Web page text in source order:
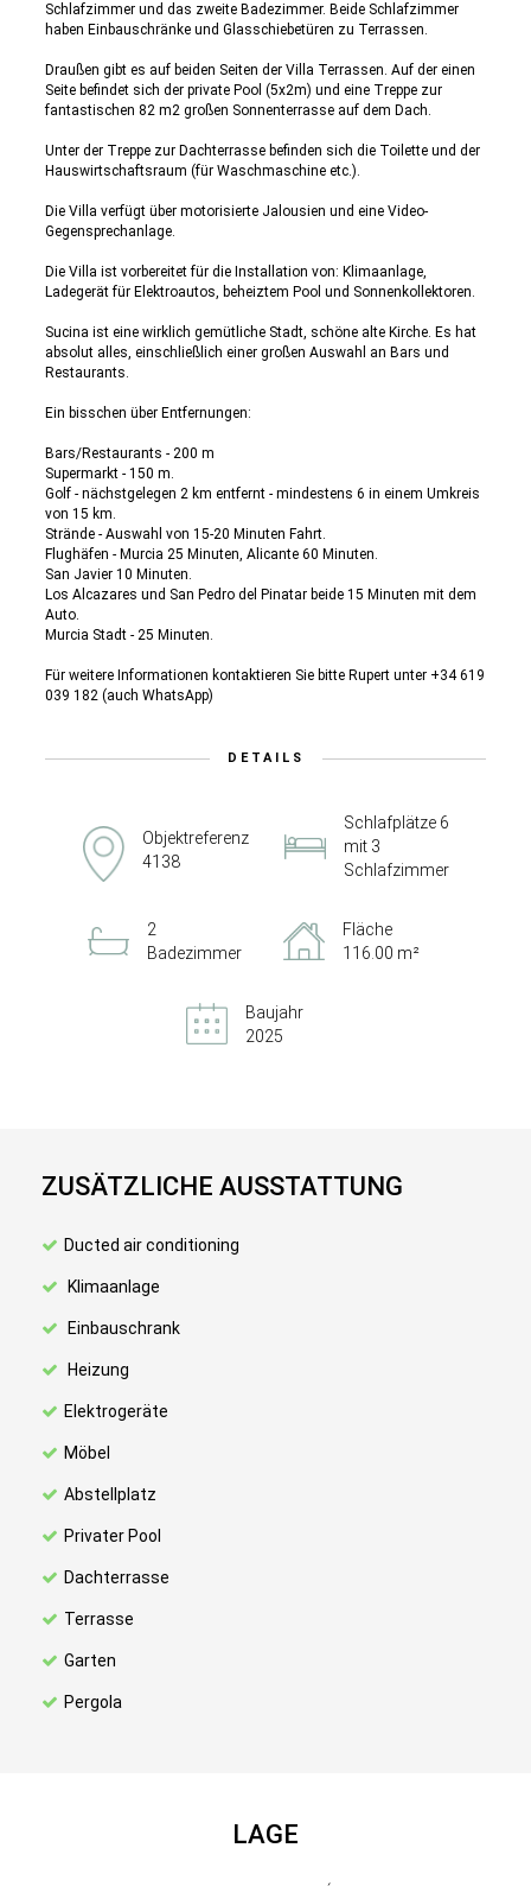
Schlafzimmer und das zweite Badezimmer. Beide Schlafzimmer
haben Einbauschränke und Glasschiebetüren zu Terrassen.
Draußen gibt es auf beiden Seiten der Villa Terrassen. Auf der einen
Seite befindet sich der private Pool (5x2m) und eine Treppe zur
fantastischen 82 m2 großen Sonnenterrasse auf dem Dach.
Unter der Treppe zur Dachterrasse befinden sich die Toilette und der
Hauswirtschaftsraum (für Waschmaschine etc.).
Die Villa verfügt über motorisierte Jalousien und eine Video-
Gegensprechanlage.
Die Villa ist vorbereitet für die Installation von: Klimaanlage,
Ladegerät für Elektroautos, beheiztem Pool und Sonnenkollektoren.
Sucina ist eine wirklich gemütliche Stadt, schöne alte Kirche. Es hat
absolut alles, einschließlich einer großen Auswahl an Bars und
Restaurants.
Ein bisschen über Entfernungen:
Bars/Restaurants - 200 m
Supermarkt - 150 m.
Golf - nächstgelegen 2 km entfernt - mindestens 6 in einem Umkreis
von 15 km.
Strände - Auswahl von 15-20 Minuten Fahrt.
Flughäfen - Murcia 25 Minuten, Alicante 60 Minuten.
San Javier 10 Minuten.
Los Alcazares und San Pedro del Pinatar beide 15 Minuten mit dem
Auto.
Murcia Stadt - 25 Minuten.
Für weitere Informationen kontaktieren Sie bitte Rupert unter +34 619
039 182 (auch WhatsApp)
DETAILS
Objektreferenz
4138
Schlafplätze 6
mit 3
Schlafzimmer
2
Badezimmer
Fläche
116.00 m²
Baujahr
2025
ZUSÄTZLICHE AUSSTATTUNG
Ducted air conditioning
Klimaanlage
Einbauschrank
Heizung
Elektrogeräte
Möbel
Abstellplatz
Privater Pool
Dachterrasse
Terrasse
Garten
Pergola
LAGE